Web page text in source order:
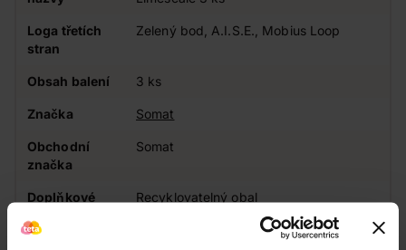
Loga třetích
stran
Zelený bod, A.I.S.E., Mobius Loop
Obsah balení 3 ks
Značka Somat
Obchodní
značka
Somat
Doplňkové
Recyklovatelný obal